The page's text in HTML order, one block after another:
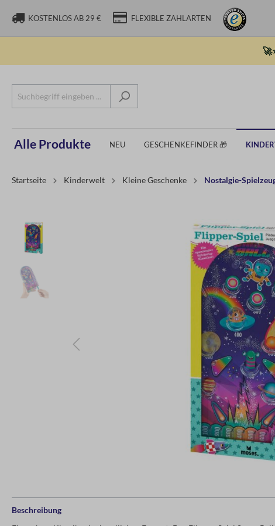
KOSTENLOS AB 29 € FLEXIBLE ZAHLARTEN
Alle Produkte NEU GESCHENKEFINDER 🎁
Startseite Kinderwelt Kleine Geschenke Nostalgie-
Beschreibung